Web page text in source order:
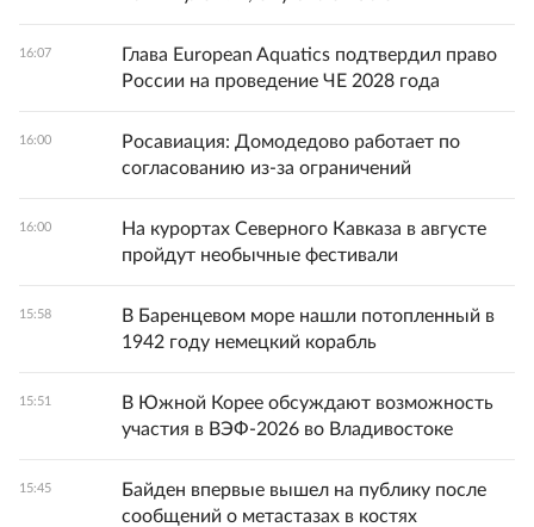
16:07
Глава European Aquatics подтвердил право
России на проведение ЧЕ 2028 года
16:00
Росавиация: Домодедово работает по
согласованию из-за ограничений
16:00
На курортах Северного Кавказа в августе
пройдут необычные фестивали
15:58
В Баренцевом море нашли потопленный в
1942 году немецкий корабль
15:51
В Южной Корее обсуждают возможность
участия в ВЭФ-2026 во Владивостоке
15:45
Байден впервые вышел на публику после
сообщений о метастазах в костях